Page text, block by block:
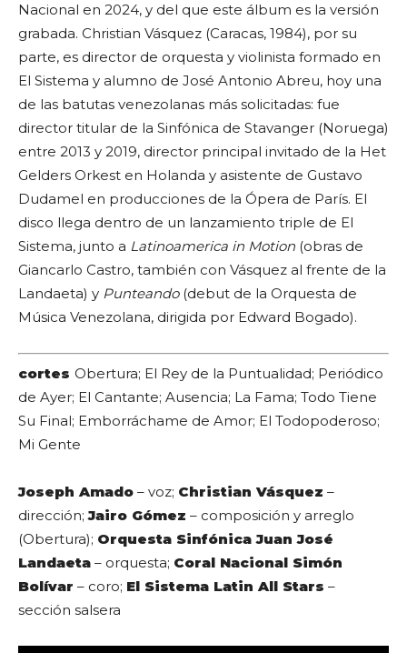
Nacional en 2024, y del que este álbum es la versión
grabada. Christian Vásquez (Caracas, 1984), por su
parte, es director de orquesta y violinista formado en
El Sistema y alumno de José Antonio Abreu, hoy una
de las batutas venezolanas más solicitadas: fue
director titular de la Sinfónica de Stavanger (Noruega)
entre 2013 y 2019, director principal invitado de la Het
Gelders Orkest en Holanda y asistente de Gustavo
Dudamel en producciones de la Ópera de París. El
disco llega dentro de un lanzamiento triple de El
Sistema, junto a Latinoamerica in Motion (obras de
Giancarlo Castro, también con Vásquez al frente de la
Landaeta) y Punteando(debut de la Orquesta de
Música Venezolana, dirigida por Edward Bogado).
cortes Obertura; El Rey de la Puntualidad; Periódico
de Ayer; El Cantante; Ausencia; La Fama; Todo Tiene
Su Final; Emborráchame de Amor; El Todopoderoso;
Mi Gente
Joseph Amado – voz; Christian Vásquez –
dirección;Jairo Gómez – composición y arreglo
(Obertura); Orquesta Sinfónica Juan José
Landaeta – orquesta; Coral Nacional Simón
Bolívar – coro; El Sistema Latin All Stars –
sección salsera